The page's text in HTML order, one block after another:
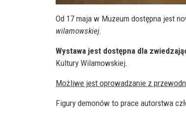
Od 17 maja w Muzeum dostępna jest
wilamowskiej.
Wystawa jest dostępna dla
Kultury Wilamowskiej.
Możliwe jest oprowadzanie z
Figury demonów to prace autorstwa